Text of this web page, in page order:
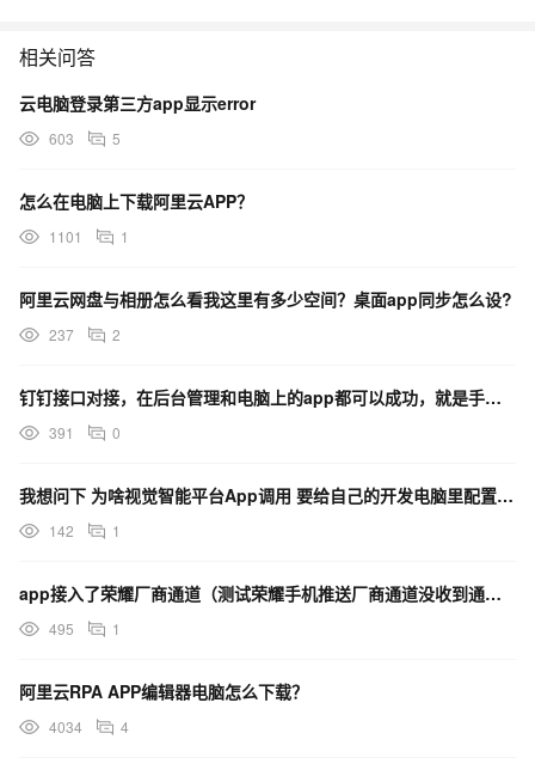
相关问答
云电脑登录第三方app显示error
603 5
怎么在电脑上下载阿里云APP？
1101 1
阿里云网盘与相册怎么看我这里有多少空间？桌面app同步怎么设?
237 2
钉钉接口对接，在后台管理和电脑上的app都可以成功，就是手机上的app不行，什么原因呀？
391 0
我想问下 为啥视觉智能平台App调用 要给自己的开发电脑里配置这两个东西 APP打包成Apk文？
142 1
app接入了荣耀厂商通道（测试荣耀手机推送厂商通道没收到通知)，后端Java需要同步更新sdk吗？
495 1
阿里云RPA APP编辑器电脑怎么下载？
4034 4